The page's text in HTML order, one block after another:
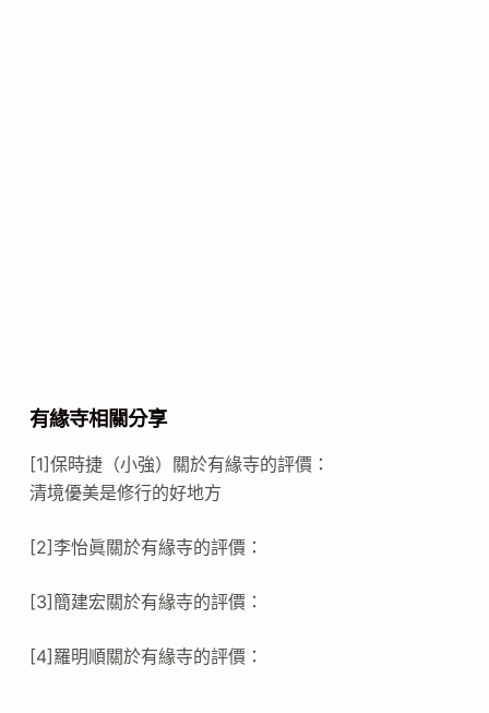
有緣寺相關分享
[1]保時捷（小強）關於有緣寺的評價：
清境優美是修行的好地方
[2]李怡眞關於有緣寺的評價：
[3]簡建宏關於有緣寺的評價：
[4]羅明順關於有緣寺的評價：